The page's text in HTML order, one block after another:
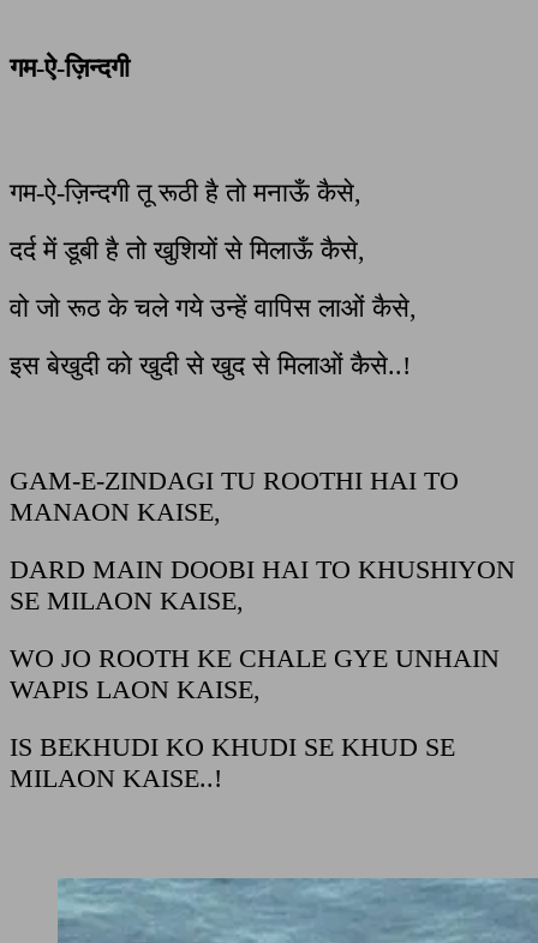
गम-ऐ-ज़िन्दगी
गम-ऐ-ज़िन्दगी तू रूठी है तो मनाऊँ कैसे,
दर्द में डूबी है तो खुशियों से मिलाऊँ कैसे,
वो जो रूठ के चले गये उन्हें वापिस लाओं कैसे,
इस बेखुदी को खुदी से खुद से मिलाओं कैसे..!
GAM-E-ZINDAGI TU ROOTHI HAI TO
MANAON KAISE,
DARD MAIN DOOBI HAI TO KHUSHIYON
SE MILAON KAISE,
WO JO ROOTH KE CHALE GYE UNHAIN
WAPIS LAON KAISE,
IS BEKHUDI KO KHUDI SE KHUD SE
MILAON KAISE..!